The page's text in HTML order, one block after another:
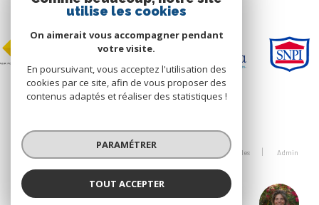
ALGT IMMO
© 2026 | Tous droits réservés
Mentions légales
Admin
Réalisé par :
utilise les cookies
On aimerait vous accompagner pendant
votre visite.
En poursuivant, vous acceptez l'utilisation des
cookies par ce site, afin de vous proposer des
contenus adaptés et réaliser des statistiques !
PARAMÉTRER
TOUT ACCEPTER